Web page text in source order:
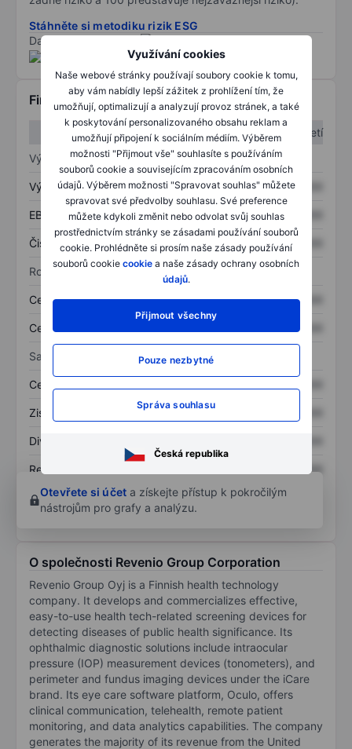
Využívání cookies
Naše webové stránky používají soubory cookie k tomu,
aby vám nabídly lepší zážitek z prohlížení tím, že
umožňují, optimalizují a analyzují provoz stránek, a také
k poskytování personalizovaného obsahu reklam a
umožňují připojení k sociálním médiím. Výběrem
možnosti "Přijmout vše" souhlasíte s používáním
souborů cookie a souvisejícím zpracováním osobních
údajů. Výběrem možnosti "Spravovat souhlas" můžete
spravovat své předvolby souhlasu. Své preference
můžete kdykoli změnit nebo odvolat svůj souhlas
prostřednictvím stránky se zásadami používání souborů
cookie. Prohlédněte si prosím naše zásady používání
souborů cookie cookie a naše zásady ochrany osobních
údajů.
Přijmout všechny
Pouze nezbytné
Správa souhlasu
Česká republika
Stáhněte si metodiku rizik ESG
Data poskytnuta od
Finanční informace
1. čtvrtletí
2. čtvrtletí
Výkaz zisku a ztráty
Výnos XXXXXXX XXXXXXX
EBITDA XXXXXXX XXXXXXX
Čistý příjem XXXXXXX XXXXXXX
Rozvaha
Celková aktiva XXXXXXX XXXXXXX
Celkový dluh XXXXXXX
Sazby
Cena/tržby
Zisk na akcii XXXXXXX
Dividenda na akcii
Rentabilita kapitálu
XXXXXXX
Otevřete si účet a získejte přístup k pokročilým
nástrojům pro grafy a analýzu.
O společnosti Revenio Group Corporation
Revenio Group Oyj is a Finnish health technology
company. It develops and commercializes effective,
easy-to-use health tech-related screening devices for
detecting diseases of public health significance. Its
ophthalmic diagnostic solutions include intraocular
pressure (IOP) measurement devices (tonometers), and
perimeter and fundus imaging devices under the iCare
brand. Its eye care software platform, Oculo, offers
clinical communication, telehealth, remote patient
monitoring, and data analytics capabilities. The company
generates the majority of its revenue from the United